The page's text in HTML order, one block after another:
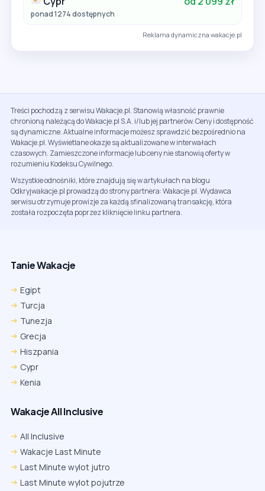
ponad 1274 dostępnych
Reklama dynamiczna wakacje.pl
Treści pochodzą z serwisu Wakacje.pl. Stanowią własność prawnie
chronioną należącą do Wakacje.pl S.A. i/lub jej partnerów. Ceny i dostępność
są dynamiczne. Aktualne informacje możesz sprawdzić bezpośrednio na
Wakacje.pl. Wyświetlane okazje są aktualizowane w interwałach
czasowych. Zamieszczone informacje lub ceny nie stanowią oferty w
rozumieniu Kodeksu Cywilnego.
Wszystkie odnośniki, które znajdują się w artykułach na blogu
Odkryjwakacje.pl prowadzą do strony partnera: Wakacje.pl. Wydawca
serwisu otrzymuje prowizje za każdą sfinalizowaną transakcję, która
została rozpoczęta poprzez kliknięcie linku partnera.
Tanie Wakacje
Egipt
Turcja
Tunezja
Grecja
Hiszpania
Cypr
Kenia
Wakacje All Inclusive
All Inclusive
Wakacje Last Minute
Last Minute wylot jutro
Last Minute wylot pojutrze